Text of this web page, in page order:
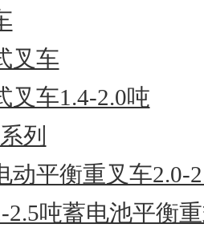
叉车
叉车1.4-2.0吨
列
动平衡重叉车2.0-
2.5吨蓄电池平衡